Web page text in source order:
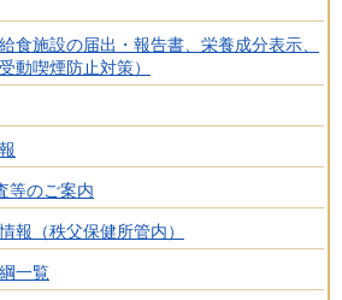
食施設の届出・報告書、栄養成分表示、
動喫煙防止対策）
等のご案内
報（秩父保健所管内）
一覧